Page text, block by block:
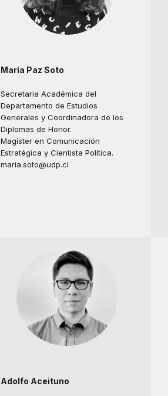
María Paz Soto
Secretaria Académica del
Departamento de Estudios
Generales y Coordinadora de los
Diplomas de Honor.
Magíster en Comunicación
Estratégica y Cientista Política.
maria.soto@udp.cl
Adolfo Aceituno